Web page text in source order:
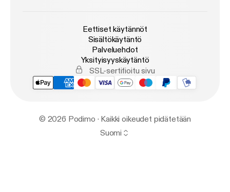
Eettiset käytännöt
Sisältökäytäntö
Palveluehdot
Yksityisyyskäytäntö
SSL-sertifioitu sivu
© 2026 Podimo · Kaikki oikeudet pidätetään
Suomi